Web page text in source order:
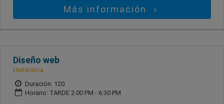
Más información
Diseño web
Unitécnica
Duración: 120
Horario: TARDE 2:00 PM - 6:30 PM